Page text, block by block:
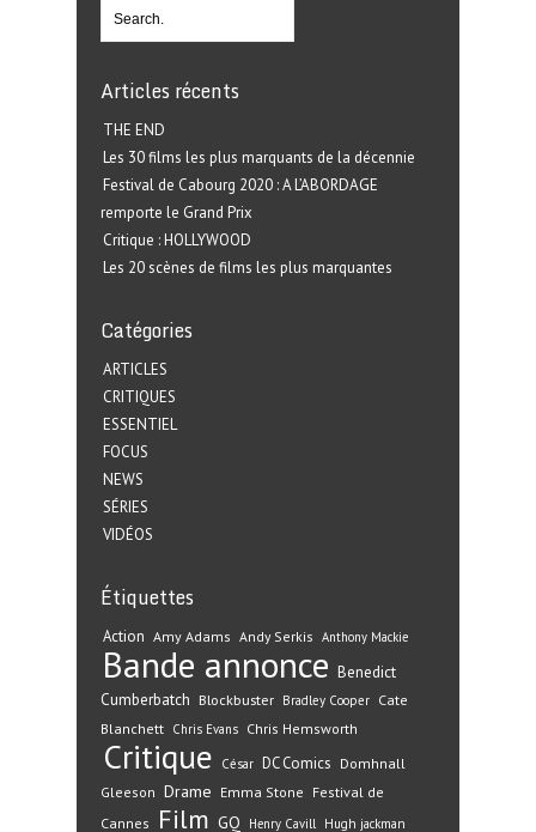
Articles récents
THE END
Les 30 films les plus marquants de la décennie
Festival de Cabourg 2020 : A L’ABORDAGE
remporte le Grand Prix
Critique : HOLLYWOOD
Les 20 scènes de films les plus marquantes
Catégories
ARTICLES
CRITIQUES
ESSENTIEL
FOCUS
NEWS
SÉRIES
VIDÉOS
Étiquettes
Action Amy Adams Andy Serkis Anthony Mackie
Bande annonce Benedict
Cumberbatch Blockbuster Bradley Cooper Cate
Blanchett Chris Evans Chris Hemsworth
Critique César DC Comics Domhnall
Gleeson Drame Emma Stone Festival de
Cannes
Film GQ Henry Cavill Hugh jackman